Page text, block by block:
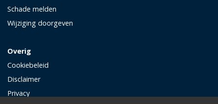
Schade melden
Wijziging doorgeven
Overig
Cookiebeleid
Disclaimer
Privacy